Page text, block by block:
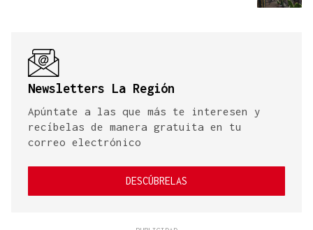
Newsletters La Región
Apúntate a las que más te interesen y
recíbelas de manera gratuita en tu
correo electrónico
DESCÚBRELAS